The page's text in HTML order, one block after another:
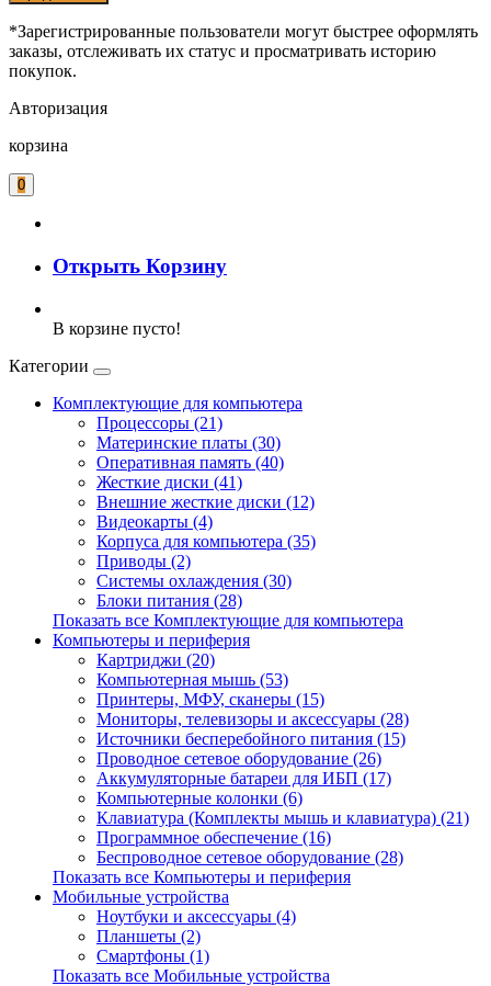
*Зарегистрированные пользователи могут быстрее оформлять
заказы, отслеживать их статус и просматривать историю
покупок.
Авторизация
корзина
0
Открыть Корзину
В корзине пусто!
Категории
Комплектующие для компьютера
Процессоры (21)
Материнские платы (30)
Оперативная память (40)
Жесткие диски (41)
Внешние жесткие диски (12)
Видеокарты (4)
Корпуса для компьютера (35)
Приводы (2)
Системы охлаждения (30)
Блоки питания (28)
Показать все Комплектующие для компьютера
Компьютеры и периферия
Картриджи (20)
Компьютерная мышь (53)
Принтеры, МФУ, сканеры (15)
Мониторы, телевизоры и аксессуары (28)
Источники бесперебойного питания (15)
Проводное сетевое оборудование (26)
Аккумуляторные батареи для ИБП (17)
Компьютерные колонки (6)
Клавиатура (Комплекты мышь и клавиатура) (21)
Программное обеспечение (16)
Беспроводное сетевое оборудование (28)
Показать все Компьютеры и периферия
Мобильные устройства
Ноутбуки и аксессуары (4)
Планшеты (2)
Смартфоны (1)
Показать все Мобильные устройства